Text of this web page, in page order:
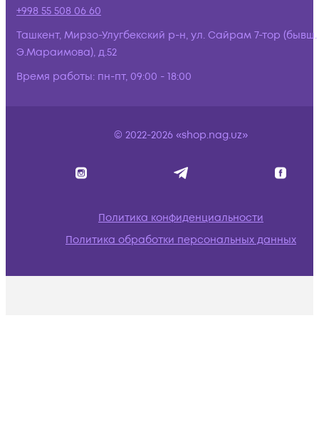
+998 55 508 06 60
Ташкент, Мирзо-Улугбекский р-н, ул. Сайрам 7-тор (бывш.
Э.Мараимова), д.52
Время работы: пн-пт, 09:00 - 18:00
© 2022-2026 «shop.nag.uz»
Политика конфиденциальности
Политика обработки персональных данных